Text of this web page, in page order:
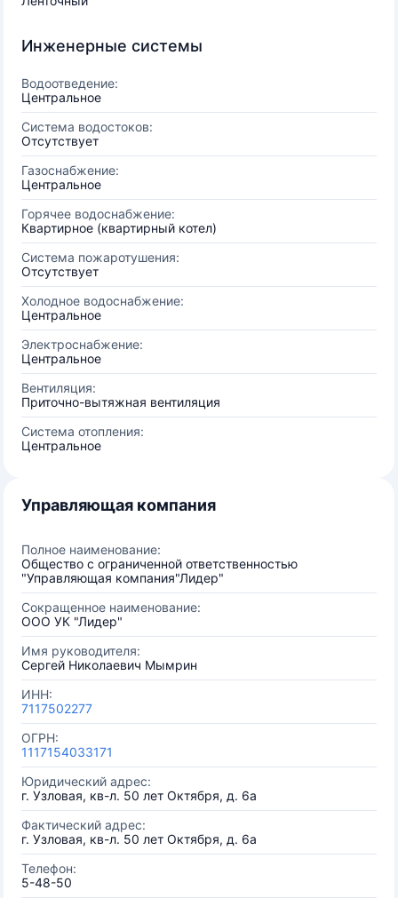
Инженерные системы
Водоотведение:
Центральное
Система водостоков:
Отсутствует
Газоснабжение:
Центральное
Горячее водоснабжение:
Квартирное (квартирный котел)
Система пожаротушения:
Отсутствует
Холодное водоснабжение:
Центральное
Электроснабжение:
Центральное
Вентиляция:
Приточно-вытяжная вентиляция
Система отопления:
Центральное
Управляющая компания
Полное наименование:
Общество с ограниченной ответственностью
"Управляющая компания"Лидер"
Сокращенное наименование:
ООО УК "Лидер"
Имя руководителя:
Сергей Николаевич Мымрин
ИНН:
7117502277
ОГРН:
1117154033171
Юридический адрес:
г. Узловая, кв-л. 50 лет Октября, д. 6а
Фактический адрес:
г. Узловая, кв-л. 50 лет Октября, д. 6а
Телефон:
5-48-50